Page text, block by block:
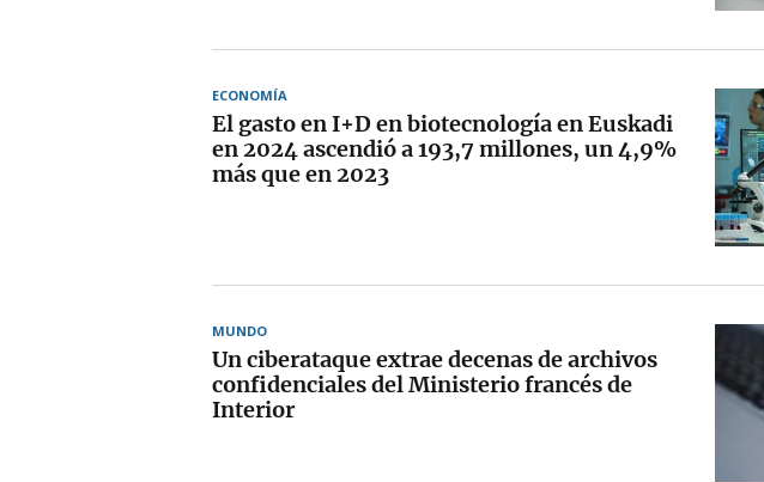
ECONOMÍA
El gasto en I+D en biotecnología en Euskadi
en 2024 ascendió a 193,7 millones, un 4,9%
más que en 2023
MUNDO
Un ciberataque extrae decenas de archivos
confidenciales del Ministerio francés de
Interior